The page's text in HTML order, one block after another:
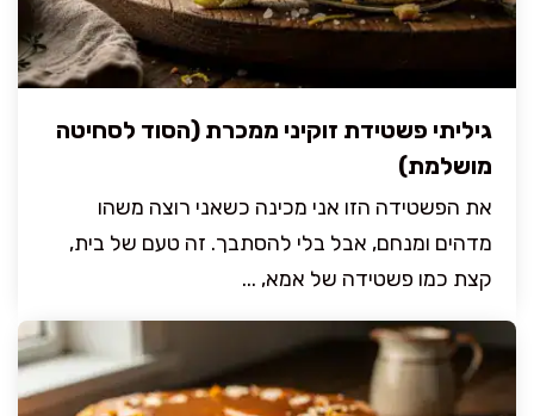
גיליתי פשטידת זוקיני ממכרת (הסוד לסחיטה
מושלמת)
את הפשטידה הזו אני מכינה כשאני רוצה משהו
מדהים ומנחם, אבל בלי להסתבך. זה טעם של בית,
קצת כמו פשטידה של אמא, ...